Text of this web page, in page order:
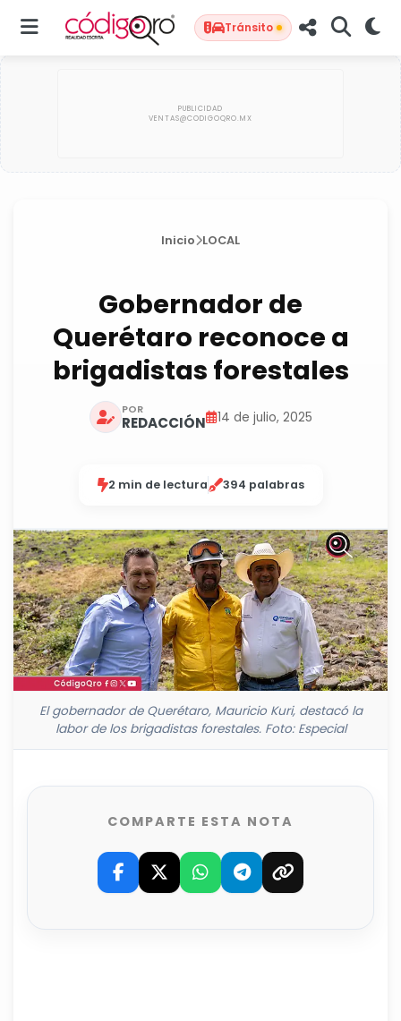
Tránsito
Inicio LOCAL
Gobernador de
Querétaro reconoce a
brigadistas forestales
POR
REDACCIÓN 14 de julio, 2025
2 min de lectura 394 palabras
El gobernador de Querétaro, Mauricio Kuri, destacó la
labor de los brigadistas forestales. Foto: Especial
COMPARTE ESTA NOTA